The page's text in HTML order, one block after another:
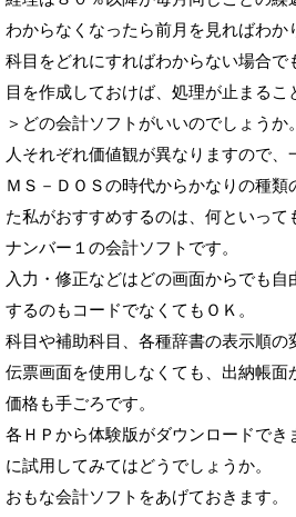
わからなくなったら前月を見ればわか
科目をどれにすればわからない場合で
目を作成しておけば、処理が止まるこ
＞どの会計ソフトがいいのでしょうか。
人それぞれ価値観が異なりますので、
ＭＳ－ＤＯＳの時代からかなりの種類
た私がおすすめするのは、何といって
ナンバー１の会計ソフトです。
入力・修正などはどの画面からでも
するのもコードでなくてもＯＫ。
科目や補助科目、各種辞書の表示順の
伝票画面を使用しなくても、出納帳面
価格も手ごろです。
各ＨＰから体験版がダウンロードでき
に試用してみてはどうでしょうか。
おもな会計ソフトをあげておきます。